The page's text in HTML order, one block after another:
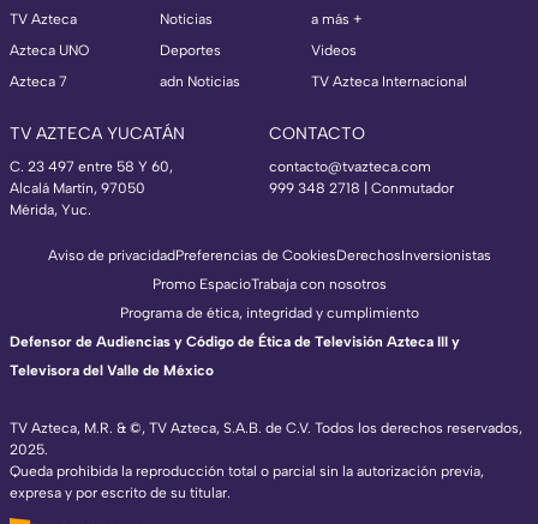
TV Azteca
Azteca UNO
Azteca 7
Noticias
Deportes
adn Noticias
a más +
Videos
TV Azteca Internacional
TV AZTECA YUCATÁN
C. 23 497 entre 58 Y 60,
Alcalá Martín, 97050
Mérida, Yuc.
CONTACTO
contacto@tvazteca.com
999 348 2718 | Conmutador
TV Azteca, M.R. & ©, TV Azteca, S.A.B. de C.V. Todos los derechos reservados,
2025.
Queda prohibida la reproducción total o parcial sin la autorización previa,
expresa y por escrito de su titular.
Aviso de privacidadPreferencias de CookiesDerechosInversionistas
Promo EspacioTrabaja con nosotros
Programa de ética, integridad y cumplimiento
Defensor de Audiencias y Código de Ética de Televisión Azteca III y
Televisora del Valle de México